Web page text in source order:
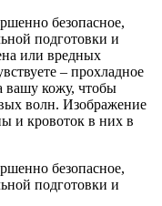
безопасное,
подготовки и
или вредных
– прохладное
вашу кожу, чтобы
волн. Изображение
и кровоток в них в
безопасное,
подготовки и